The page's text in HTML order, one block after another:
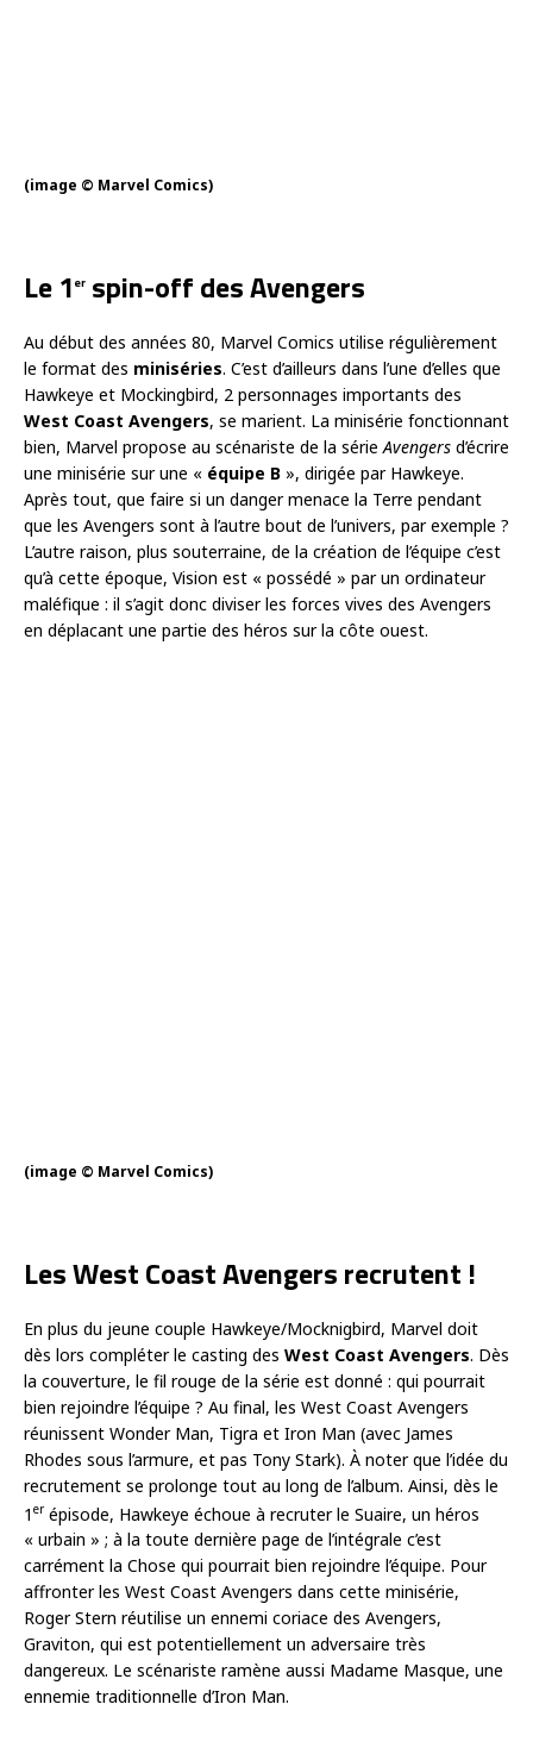
(image © Marvel Comics)
Le 1 er spin-off des Avengers
Au début des années 80, Marvel Comics utilise régulièrement
le format des miniséries. C’est d’ailleurs dans l’une d’elles que
Hawkeye et Mockingbird, 2 personnages importants des
West Coast Avengers, se marient. La minisérie fonctionnant
bien, Marvel propose au scénariste de la sérieAvengers d’écrire
une minisérie sur une « équipe B », dirigée par Hawkeye.
Après tout, que faire si un danger menace la Terre pendant
que les Avengers sont à l’autre bout de l’univers, par exemple ?
L’autre raison, plus souterraine, de la création de l’équipe c’est
qu’à cette époque, Vision est « possédé » par un ordinateur
maléfique : il s’agit donc diviser les forces vives des Avengers
en déplacant une partie des héros sur la côte ouest.
(image © Marvel Comics)
Les West Coast Avengers recrutent !
En plus du jeune couple Hawkeye/Mocknigbird, Marvel doit
dès lors compléter le casting des West Coast Avengers. Dès
la couverture, le fil rouge de la série est donné : qui pourrait
bien rejoindre l’équipe ? Au final, les West Coast Avengers
réunissent Wonder Man, Tigra et Iron Man (avec James
Rhodes sous l’armure, et pas Tony Stark). À noter que l’idée du
recrutement se prolonge tout au long de l’album. Ainsi, dès le
1 erépisode, Hawkeye échoue à recruter le Suaire, un héros
« urbain » ; à la toute dernière page de l’intégrale c’est
carrément la Chose qui pourrait bien rejoindre l’équipe. Pour
affronter les West Coast Avengers dans cette minisérie,
Roger Stern réutilise un ennemi coriace des Avengers,
Graviton, qui est potentiellement un adversaire très
dangereux. Le scénariste ramène aussi Madame Masque, une
ennemie traditionnelle d’Iron Man.